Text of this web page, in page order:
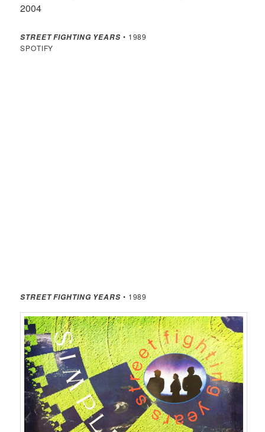
2004
STREET FIGHTING YEARS• 1989
SPOTIFY
STREET FIGHTING YEARS• 1989